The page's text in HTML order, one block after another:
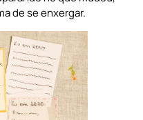
de se enxergar.